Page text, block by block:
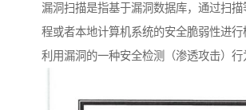
漏洞扫描是指基于漏洞数据库，通过扫
程或者本地计算机系统的安全脆弱性进
利用漏洞的一种安全检测（渗透攻击）行